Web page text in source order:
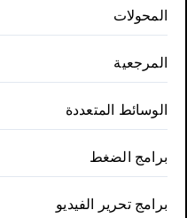
المحولات
المرجعية
الوسائط المتعددة
برامج الضغط
برامج تحرير الفيديو